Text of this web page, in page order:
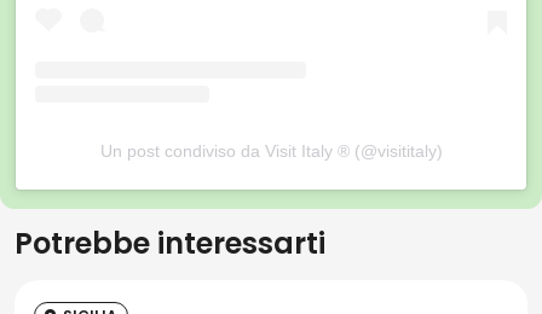
Un post condiviso da Visit Italy ® (@visititaly)
Potrebbe interessarti